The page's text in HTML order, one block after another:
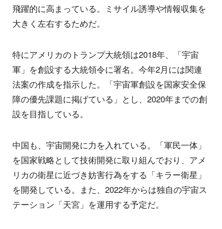
飛躍的に高まっている。ミサイル誘導や情報収集を
大きく左右するためだ。
特にアメリカのトランプ大統領は2018年、「宇宙
軍」を創設する大統領令に署名。今年2月には関連
法案の作成を指示した。「宇宙軍創設を国家安全保
障の優先課題に掲げている」とし、2020年までの創
設を目指している。
中国も、宇宙開発に力を入れている。「軍民一体」
を国家戦略として技術開発に取り組んでおり、アメ
リカの衛星に近づき妨害行為をする「キラー衛星」
を開発している。また、2022年からは独自の宇宙ス
テーション「天宮」を運用する予定だ。